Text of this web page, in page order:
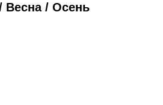
Весна / Осень